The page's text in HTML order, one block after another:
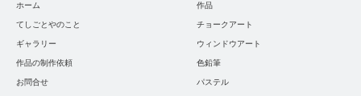
ホーム
てしごとやのこと
ギャラリー
作品の制作依頼
お問合せ
作品
チョークアート
ウィンドウアート
色鉛筆
パステル